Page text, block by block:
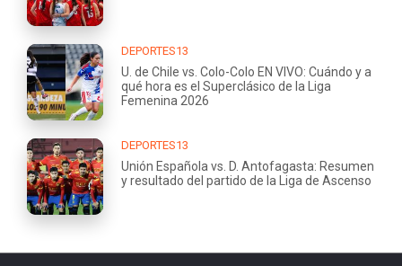
DEPORTES13
U. de Chile vs. Colo-Colo EN VIVO: Cuándo y a
qué hora es el Superclásico de la Liga
Femenina 2026
DEPORTES13
Unión Española vs. D. Antofagasta: Resumen
y resultado del partido de la Liga de Ascenso